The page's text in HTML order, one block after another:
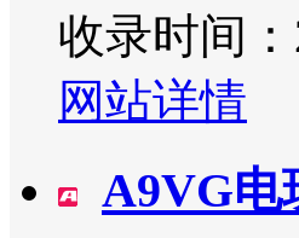
收录时间
网站详情
A9VG电